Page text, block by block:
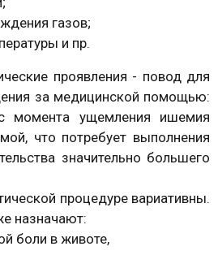
газов;
и пр.
проявления - повод для
за медицинской помощью:
момента ущемления ишемия
что потребует выполнения
значительно большего
процедуре вариативны.
назначают:
боли в животе,